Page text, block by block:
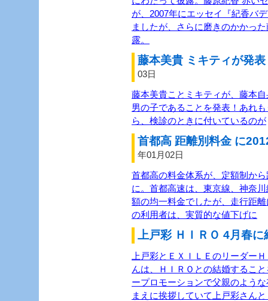
が、2007年にエッセイ『紀香バ
ましたが、さらに磨きのかかっ
露。
藤本美貴 ミキティが発
03日
藤本美貴ことミキティが、藤本
男の子であることを発表！あれ
ら、検診のときに付いているのが
首都高 距離別料金 に
年01月02日
首都高の料金体系が、定額制か
に。首都高速は、東京線、神奈
額の均一料金でしたが、走行距
の利用者は、実質的な値下げに
上戸彩 ＨＩＲＯ 4月春
上戸彩とＥＸＩＬＥのリーダー
んは、ＨＩＲＯとの結婚するこ
ープロモーションで父親のよう
まえに挨拶していて上戸彩さん